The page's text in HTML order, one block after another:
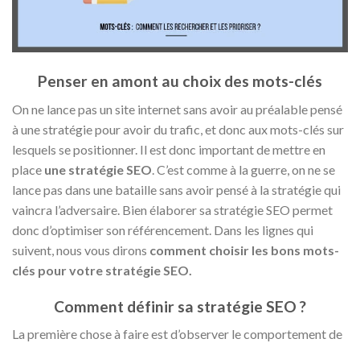
Penser en amont au choix des mots-clés
On ne lance pas un site internet sans avoir au préalable pensé
à une stratégie pour avoir du trafic, et donc aux mots-clés sur
lesquels se positionner. Il est donc important de mettre en
place une stratégie SEO. C’est comme à la guerre, on ne se
lance pas dans une bataille sans avoir pensé à la stratégie qui
vaincra l’adversaire. Bien élaborer sa stratégie SEO permet
donc d’optimiser son référencement. Dans les lignes qui
suivent, nous vous dirons comment choisir les bons mots-
clés pour votre stratégie SEO.
Comment définir sa stratégie SEO ?
La première chose à faire est d’observer le comportement de